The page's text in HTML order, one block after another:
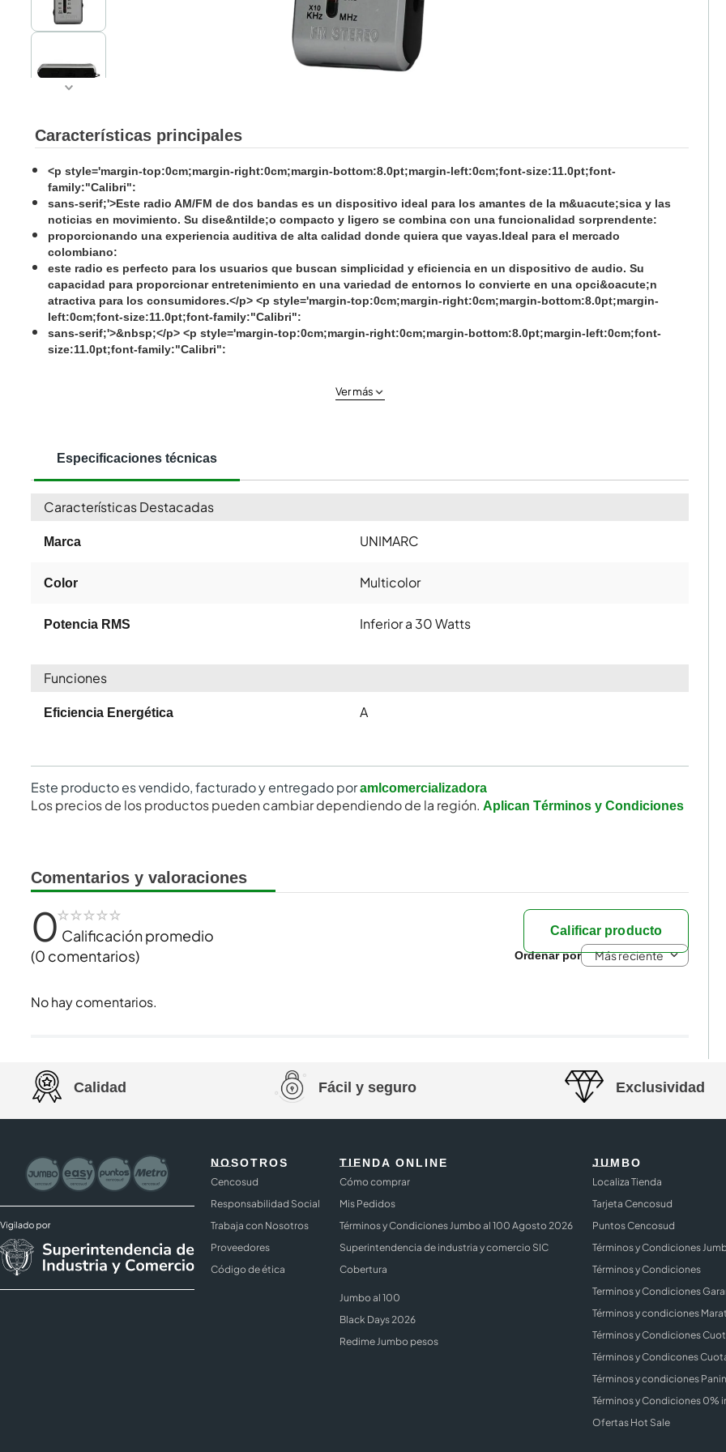
Características principales
<p style='margin-top:0cm;margin-right:0cm;margin-bottom:8.0pt;margin-left:0cm;font-size:11.0pt;font-
family:"Calibri":
sans-serif;'>Este radio AM/FM de dos bandas es un dispositivo ideal para los amantes de la m&uacute;sica y las
noticias en movimiento. Su dise&ntilde;o compacto y ligero se combina con una funcionalidad sorprendente:
proporcionando una experiencia auditiva de alta calidad donde quiera que vayas.Ideal para el mercado
colombiano:
este radio es perfecto para los usuarios que buscan simplicidad y eficiencia en un dispositivo de audio. Su
capacidad para proporcionar entretenimiento en una variedad de entornos lo convierte en una opci&oacute;n
atractiva para los consumidores.</p> <p style='margin-top:0cm;margin-right:0cm;margin-bottom:8.0pt;margin-
left:0cm;font-size:11.0pt;font-family:"Calibri":
sans-serif;'>&nbsp;</p> <p style='margin-top:0cm;margin-right:0cm;margin-bottom:8.0pt;margin-left:0cm;font-
size:11.0pt;font-family:"Calibri":
Ver más
Especificaciones técnicas
Características Destacadas
Marca UNIMARC
Color Multicolor
Potencia RMS Inferior a 30 Watts
Funciones
Eficiencia Energética A
Este producto es vendido, facturado y entregado poramlcomercializadora
Los precios de los productos pueden cambiar dependiendo de la región. Aplican Términos y Condiciones
Comentarios y valoraciones
Calificar producto
☆☆☆☆☆
0Calificación promedio
(0 comentarios)
Más reciente
No hay comentarios.
Calidad Fácil y seguro Exclusividad
NOSOTROS
Cencosud
Responsabilidad Social
Trabaja con Nosotros
Proveedores
Código de ética
TIENDA ONLINE
Cómo comprar
Mis Pedidos
Términos y Condiciones Jumbo al 100 Agosto 2026
Superintendencia de industria y comercio SIC
Cobertura
Jumbo al 100
Black Days 2026
Redime Jumbo pesos
JUMBO
Localiza Tienda
Tarjeta Cencosud
Puntos Cencosud
Términos y Condiciones
Términos y Condiciones
Terminos y Condiciones
Términos y condiciones
Términos y Condiciones
Términos y Condicones
Términos y condiciones
Términos y Condiciones 0%
Ofertas Hot Sale